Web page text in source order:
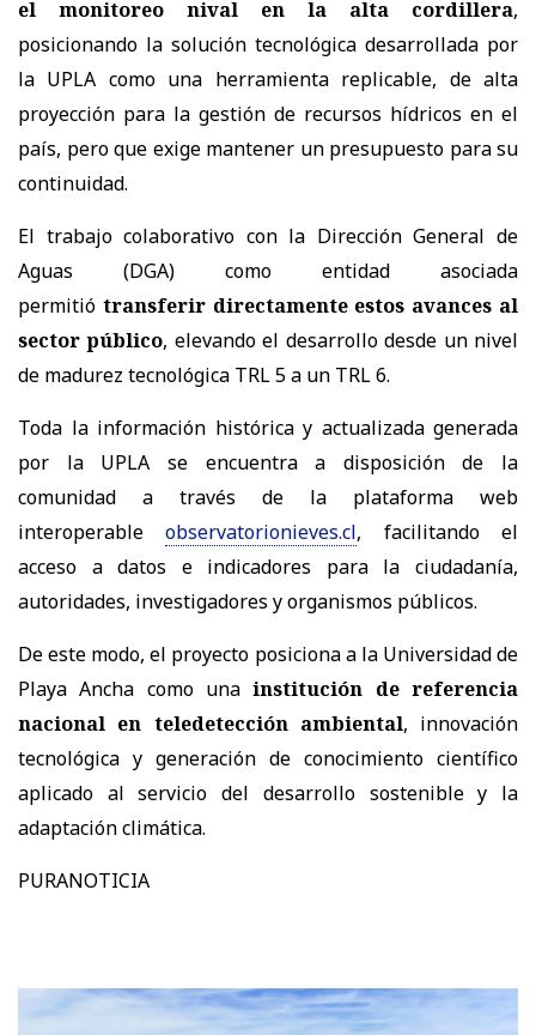
el monitoreo nival en la alta cordillera,
posicionando la solución tecnológica desarrollada por
la UPLA como una herramienta replicable, de alta
proyección para la gestión de recursos hídricos en el
país, pero que exige mantener un presupuesto para su
continuidad.
El trabajo colaborativo con la Dirección General de
Aguas (DGA) como entidad asociada
permitió transferir directamente estos avances al
sector público, elevando el desarrollo desde un nivel
de madurez tecnológica TRL 5 a un TRL 6.
Toda la información histórica y actualizada generada
por la UPLA se encuentra a disposición de la
comunidad a través de la plataforma web
interoperable
observatorionieves.cl, facilitando el
acceso a datos e indicadores para la ciudadanía,
autoridades, investigadores y organismos públicos.
De este modo, el proyecto posiciona a la Universidad de
Playa Ancha como una institución de referencia
nacional en teledetección ambiental, innovación
tecnológica y generación de conocimiento científico
aplicado al servicio del desarrollo sostenible y la
adaptación climática.
PURANOTICIA